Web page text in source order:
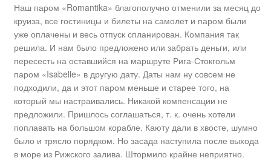
Наш паром «Romantika» благополучно отменили за месяц до
круиза, все гостиницы и билеты на самолет и паром были
уже оплачены и весь отпуск спланирован. Компания так
решила. И нам было предложено или забрать деньги, или
пересесть на оставшийся на маршруте Рига-Стокгольм
паром «Isabelle» в другую дату. Даты нам ну совсем не
подходили, да и этот паром меньше и старее того, на
который мы настраивались. Никакой компенсации не
предложили. Пришлось соглашаться, т. к. очень хотели
поплавать на большом корабле. Каюту дали в хвосте, шумно
было и трясло порядком. Но засада наступила после выхода
в море из Рижского залива. Штормило крайне неприятно.